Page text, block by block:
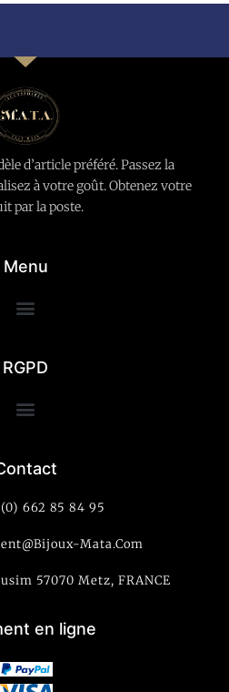
d’article préféré. Passez la
à votre goût. Obtenez votre
par la poste.
Menu
RGPD
662 85 84 95
Mata.com
57070 Metz, FRANCE
en ligne